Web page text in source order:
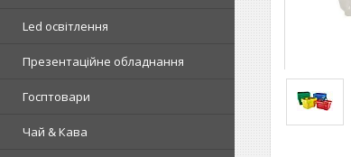
Led освітлення
Презентаційне обладнання
Госптовари
Чай & Кава